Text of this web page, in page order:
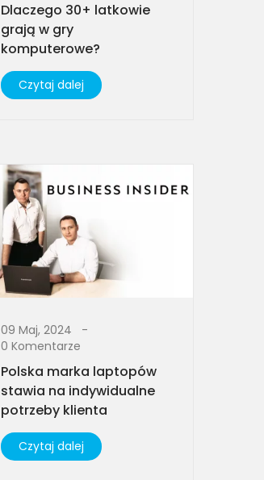
Dlaczego 30+ latkowie
grają w gry
komputerowe?
Czytaj dalej
09 Maj, 2024
0 Komentarze
Polska marka laptopów
stawia na indywidualne
potrzeby klienta
Czytaj dalej